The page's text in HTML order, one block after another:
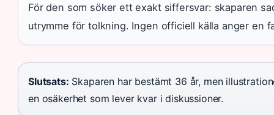
För den som söker ett exakt siffersvar: skaparen
utrymme för tolkning. Ingen officiell källa anger en
Slutsats: Skaparen har bestämt 36 år, men
en osäkerhet som lever kvar i diskussioner.